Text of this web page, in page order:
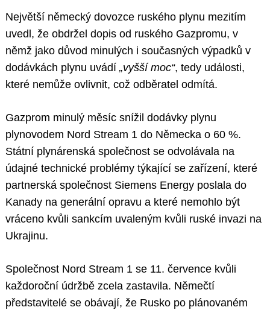
Největší německý dovozce ruského plynu mezitím
uvedl, že obdržel dopis od ruského Gazpromu, v
němž jako důvod minulých i současných výpadků v
dodávkách plynu uvádí „vyšší moc“, tedy události,
které nemůže ovlivnit, což odběratel odmítá.
Gazprom minulý měsíc snížil dodávky plynu
plynovodem Nord Stream 1 do Německa o 60 %.
Státní plynárenská společnost se odvolávala na
údajné technické problémy týkající se zařízení, které
partnerská společnost Siemens Energy poslala do
Kanady na generální opravu a které nemohlo být
vráceno kvůli sankcím uvaleným kvůli ruské invazi na
Ukrajinu.
Společnost Nord Stream 1 se 11. července kvůli
každoroční údržbě zcela zastavila. Němečtí
představitelé se obávají, že Rusko po plánovaném